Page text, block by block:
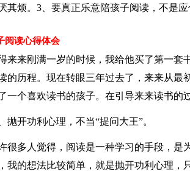
其烦。3、要真正乐意陪孩子阅读，不是
阅读心得体会
来来刚满一岁的时候，我给他买了第一套
的历程。现在转眼三年过去了，来来从最
一个喜欢读书的孩子。在引导来来读书的
抛开功利心理，不当“提问大王”。
很多人觉得，阅读是一种学习的手段，是
我的想法比较简单，就是抛开功利心理，